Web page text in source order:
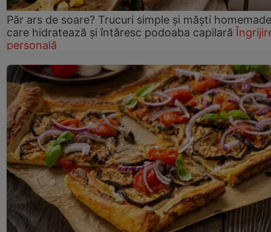
Păr ars de soare? Trucuri simple și măști homemade
care hidratează și întăresc podoaba capilară
personală